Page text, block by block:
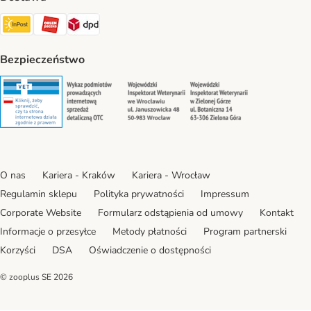
Paczkomat® Shipping Method
ORLEN Paczka Shipping Method
DPD Shipping Method
Bezpieczeństwo
Security Security Security
O nas Kariera - Kraków
Kariera - Wrocław
Regulamin sklepu
Polityka prywatności
Impressum
Corporate Website
Formularz odstąpienia od umowy
Kontakt
Informacje o przesyłce
Metody płatności
Program partnerski
Korzyści
DSA Oświadczenie o dostępności
© zooplus SE 2026